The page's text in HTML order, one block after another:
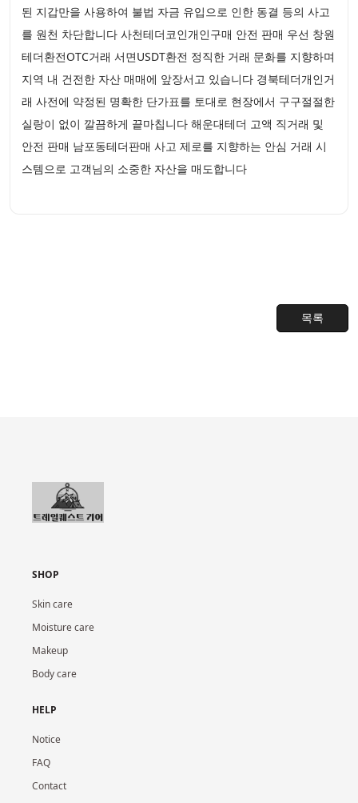
된 지갑만을 사용하여 불법 자금 유입으로 인한 동결 등의 사고
를 원천 차단합니다 사천테더코인개인구매 안전 판매 우선 창원
테더환전OTC거래 서면USDT환전 정직한 거래 문화를 지향하며
지역 내 건전한 자산 매매에 앞장서고 있습니다 경북테더개인거
래 사전에 약정된 명확한 단가표를 토대로 현장에서 구구절절한
실랑이 없이 깔끔하게 끝마칩니다 해운대테더 고액 직거래 및
안전 판매 남포동테더판매 사고 제로를 지향하는 안심 거래 시
스템으로 고객님의 소중한 자산을 매도합니다
목록
SHOP
Skin care
Moisture care
Makeup
Body care
HELP
Notice
FAQ
Contact